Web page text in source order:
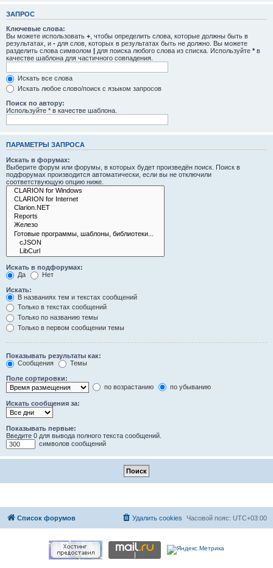
ЗАПРОС
Ключевые слова:
Вы можете использовать + , чтобы определить слова, которые должны быть в
результатах, и - для слов, которых в результатах быть не должно. Вы можете
разделить слова символом | для поиска любого слова из списка. Используйте * в
качестве шаблона для частичного совпадения.
Искать все слова
Искать любое слово/поиск с языком запросов
Поиск по автору:
Используйте * в качестве шаблона.
ПАРАМЕТРЫ ЗАПРОСА
Искать в форумах:
Выберите форум или форумы, в которых будет произведён поиск. Поиск в
подфорумах производится автоматически, если вы не отключили
соответствующую опцию ниже.
Искать в подфорумах:
Да
Нет
Искать:
В названиях тем и текстах сообщений
Только в текстах сообщений
Только по названию темы
Только в первом сообщении темы
Показывать результаты как:
Сообщения
Темы
Поле сортировки:
по возрастанию
по убыванию
Искать сообщения за:
Показывать первые:
Введите 0 для вывода полного текста сообщений.
символов сообщений
Список форумов Часовой пояс: UTC+03:00
Удалить cookies